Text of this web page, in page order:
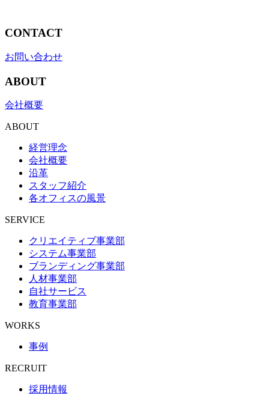
CONTACT
お問い合わせ
ABOUT
会社概要
ABOUT
経営理念
会社概要
沿革
スタッフ紹介
各オフィスの風景
SERVICE
クリエイティブ事業部
システム事業部
ブランディング事業部
人材事業部
自社サービス
教育事業部
WORKS
事例
RECRUIT
採用情報